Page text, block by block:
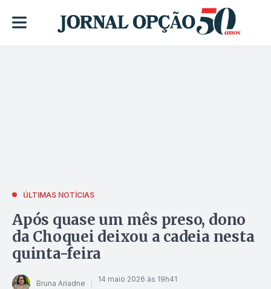
ÚLTIMAS NOTÍCIAS
Após quase um mês preso, dono
da Choquei deixou a cadeia nesta
quinta-feira
Bruna Ariadne 14 maio 2026 às 19h41